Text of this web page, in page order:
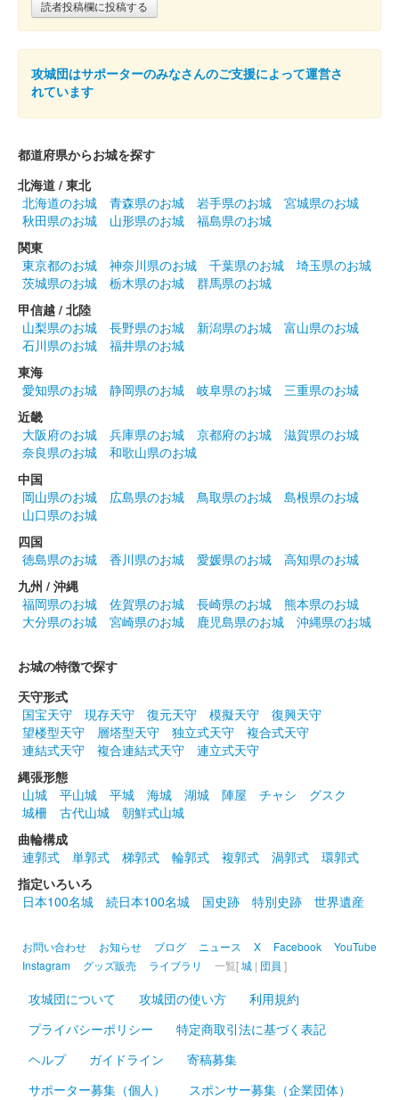
読者投稿欄に投稿する
攻城団はサポーターのみなさんのご支援によって運営さ
れています
都道府県からお城を探す
北海道 / 東北
北海道のお城
青森県のお城 岩手県のお城
宮城県のお城
秋田県のお城
山形県のお城
福島県のお城
関東
東京都のお城
神奈川県のお城 千葉県のお城
埼玉県のお城
茨城県のお城
栃木県のお城
群馬県のお城
甲信越 / 北陸
山梨県のお城
長野県のお城 新潟県のお城
富山県のお城
石川県のお城
福井県のお城
東海
愛知県のお城
静岡県のお城 岐阜県のお城
三重県のお城
近畿
大阪府のお城
兵庫県のお城 京都府のお城
滋賀県のお城
奈良県のお城
和歌山県のお城
中国
岡山県のお城
広島県のお城 鳥取県のお城
島根県のお城
山口県のお城
四国
徳島県のお城
香川県のお城 愛媛県のお城
高知県のお城
九州 / 沖縄
福岡県のお城
佐賀県のお城 長崎県のお城
熊本県のお城
大分県のお城
宮崎県のお城 鹿児島県のお城 沖縄県のお城
お城の特徴で探す
天守形式
国宝天守
現存天守 復元天守 模擬天守
復興天守
望楼型天守
層塔型天守 独立式天守
複合式天守
連結式天守
複合連結式天守
連立式天守
縄張形態
山城
平山城 平城 海城 湖城 陣屋 チャシ
グスク
城柵
古代山城
朝鮮式山城
曲輪構成
連郭式
単郭式 梯郭式 輪郭式 複郭式 渦郭式
環郭式
指定いろいろ
日本100名城
続日本100名城 国史跡 特別史跡 世界遺産
お問い合わせ お知らせ ブログ ニュース X Facebook
YouTube
Instagram
グッズ販売 ライブラリ 一覧[城 | 団員 ]
攻城団について 攻城団の使い方
利用規約
プライバシーポリシー
特定商取引法に基づく表記
ヘルプ
ガイドライン
寄稿募集
サポーター募集（個人）
スポンサー募集（企業団体）